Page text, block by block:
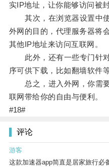
实IP地址，让你能够访问被
其次，在浏览器设置中使
外网的目的，代理服务器将
其他IP地址来访问互联网。
此外，还有一些专门针对
序可供下载，比如翻墙软件等
总之，进入外网，你需要
联网带给你的自由与便利。
#18#
评论
游客
这款加速器app简直是居家旅行必